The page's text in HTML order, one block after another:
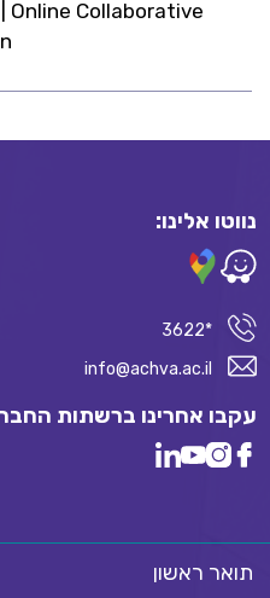
Online Collaborative
נווטו אלינו:
*3622
info@achva.ac.il
עקבו אחרינו ברשתות
תואר ראשון